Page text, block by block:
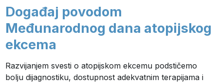
Događaj povodom
Međunarodnog dana atopijskog
ekcema
Razvijanjem svesti o atopijskom ekcemu podstičemo
bolju dijagnostiku, dostupnost adekvatnim terapijama i